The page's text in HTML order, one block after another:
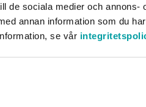
de sociala medier och annons-
annan information som du
se vår
”I dag har vi
Urban Jonsson,
kommune